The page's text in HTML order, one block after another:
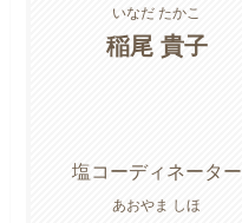
いなだ たかこ
稲尾 貴子
塩コーディネーター
あおやま しほ